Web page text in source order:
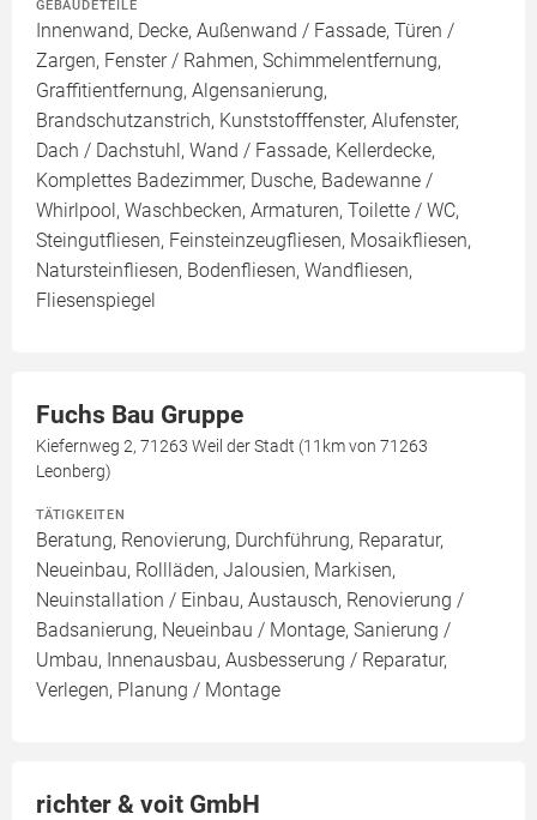
GEBÄUDETEILE
Innenwand, Decke, Außenwand / Fassade, Türen /
Zargen, Fenster / Rahmen, Schimmelentfernung,
Graffitientfernung, Algensanierung,
Brandschutzanstrich, Kunststofffenster, Alufenster,
Dach / Dachstuhl, Wand / Fassade, Kellerdecke,
Komplettes Badezimmer, Dusche, Badewanne /
Whirlpool, Waschbecken, Armaturen, Toilette / WC,
Steingutfliesen, Feinsteinzeugfliesen, Mosaikfliesen,
Natursteinfliesen, Bodenfliesen, Wandfliesen,
Fliesenspiegel
Fuchs Bau Gruppe
Kiefernweg 2, 71263 Weil der Stadt (11km von 71263
Leonberg)
TÄTIGKEITEN
Beratung, Renovierung, Durchführung, Reparatur,
Neueinbau, Rollläden, Jalousien, Markisen,
Neuinstallation / Einbau, Austausch, Renovierung /
Badsanierung, Neueinbau / Montage, Sanierung /
Umbau, Innenausbau, Ausbesserung / Reparatur,
Verlegen, Planung / Montage
richter & voit GmbH